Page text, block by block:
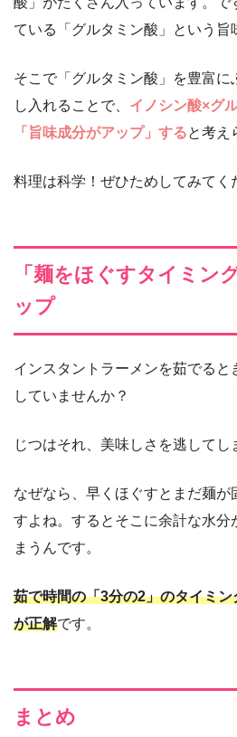
ている「グルタミン酸」という旨
そこで「グルタミン酸」を豊富
し入れることで、 イノシン酸×グ
「旨味成分がアップ」すると考え
料理は科学！ぜひためしてみてく
「麺をほぐすタイミン
ップ
インスタントラーメンを茹でると
していませんか？
じつはそれ、美味しさを逃してし
なぜなら、早くほぐすとまだ麺が
すよね。するとそこに余計な水分
まうんです。
茹で時間の「3分の2」のタイミ
が正解です。
まとめ